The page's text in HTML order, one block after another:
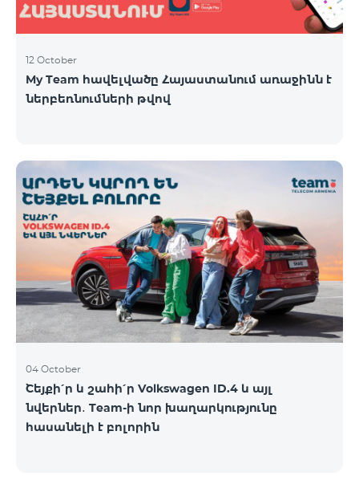
12 October
My Team հավելվածը Հայաստանում առաջինն է
ներբեռնումների թվով
04 October
Շեյքի՛ր և շահի՛ր Volkswagen ID.4 և այլ
նվերներ․ Team-ի նոր խաղարկությունը
հասանելի է բոլորին